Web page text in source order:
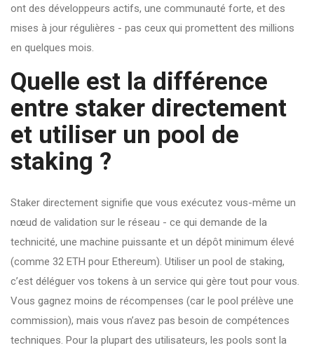
ont des développeurs actifs, une communauté forte, et des
mises à jour régulières - pas ceux qui promettent des millions
en quelques mois.
Quelle est la différence
entre staker directement
et utiliser un pool de
staking ?
Staker directement signifie que vous exécutez vous-même un
nœud de validation sur le réseau - ce qui demande de la
technicité, une machine puissante et un dépôt minimum élevé
(comme 32 ETH pour Ethereum). Utiliser un pool de staking,
c’est déléguer vos tokens à un service qui gère tout pour vous.
Vous gagnez moins de récompenses (car le pool prélève une
commission), mais vous n’avez pas besoin de compétences
techniques. Pour la plupart des utilisateurs, les pools sont la